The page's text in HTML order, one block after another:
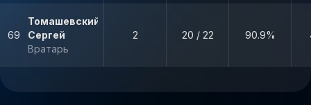
69
Томашевский
Сергей
Вратарь
2 20 / 22 90.9%